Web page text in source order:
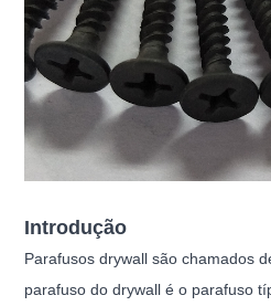
Introdução
Parafusos drywall são chamados
parafuso do drywall é o parafuso